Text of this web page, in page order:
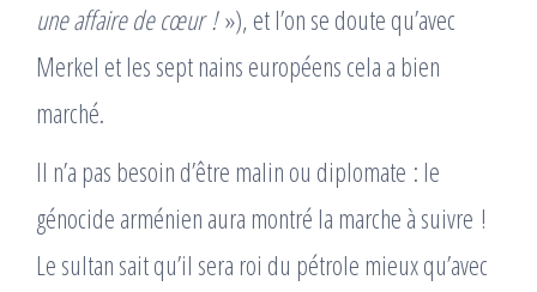
une affaire de cœur !»), et l’on se doute qu’avec
Merkel et les sept nains européens cela a bien
marché.
Il n’a pas besoin d’être malin ou diplomate : le
génocide arménien aura montré la marche à suivre !
Le sultan sait qu’il sera roi du pétrole mieux qu’avec